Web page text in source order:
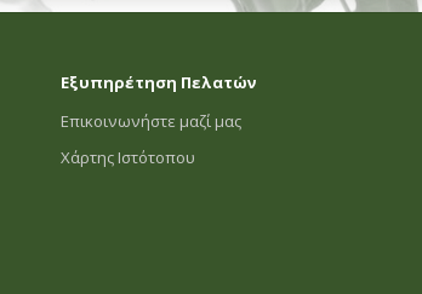
Εξυπηρέτηση Πελατών
Επικοινωνήστε μαζί μας
Χάρτης Ιστότοπου